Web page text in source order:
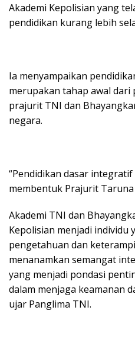
Akademi Kepolisian yang
pendidikan kurang lebih
Ia menyampaikan
merupakan tahap awal dari
prajurit TNI dan
negara.
“Pendidikan dasar
membentuk Prajurit Taruna
Akademi TNI dan
Kepolisian menjadi individu
pengetahuan dan
menanamkan semangat
yang menjadi pondasi
dalam menjaga keamanan
ujar Panglima TNI.